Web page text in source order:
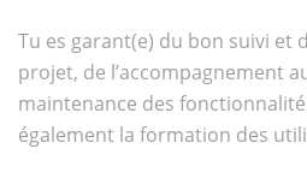
Tu es garant(e) du bon suivi et
projet, de l’accompagnement
maintenance des
également la formation des